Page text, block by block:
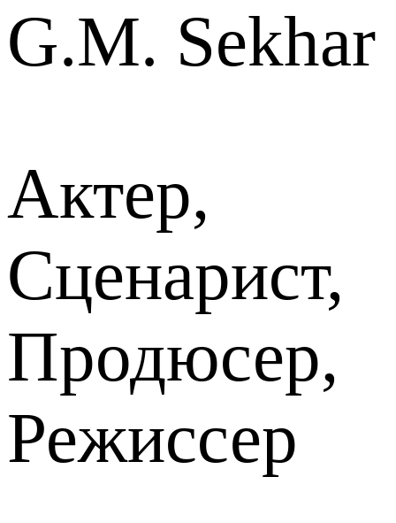
G.M. Sekhar
Актер,
Сценарист,
Продюсер,
Режиссер